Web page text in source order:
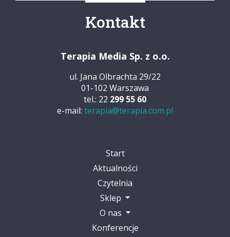
Kontakt
Terapia Media Sp. z o.o.
ul. Jana Olbrachta 29/22
01-102 Warszawa
tel.: 22 299 55 60
e-mail: terapia@terapia.com.pl
Start
Aktualności
Czytelnia
Sklep
O nas
Konferencje